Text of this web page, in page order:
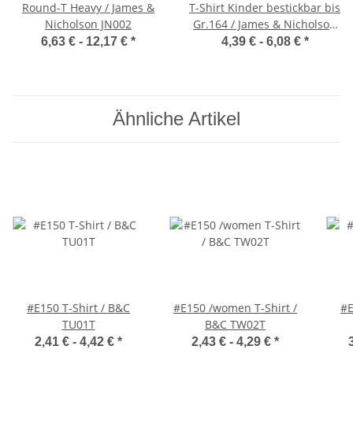
Round-T Heavy / James &
Nicholson JN002
6,63 € - 12,17 € *
T-Shirt Kinder bestickbar bis
Gr.164 / James & Nicholson
JN019
4,39 € - 6,08 € *
Ähnliche Artikel
#E150 T-Shirt / B&C
TU01T
2,41 € - 4,42 € *
#E150 /women T-Shirt /
B&C TW02T
2,43 € - 4,29 € *